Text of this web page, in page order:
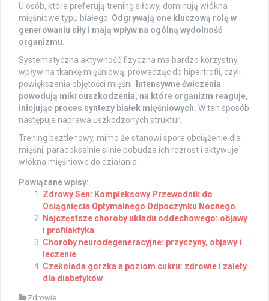
U osób, które preferują trening siłowy, dominują włókna
mięśniowe typu białego. Odgrywają one kluczową rolę w
generowaniu siły i mają wpływ na ogólną wydolność
organizmu.
Systematyczna aktywność fizyczna ma bardzo korzystny
wpływ na tkankę mięśniową, prowadząc do hipertrofii, czyli
powiększenia objętości mięśni. Intensywne ćwiczenia
powodują mikrouszkodzenia, na które organizm reaguje,
inicjując proces syntezy białek mięśniowych. W ten sposób
następuje naprawa uszkodzonych struktur.
Trening beztlenowy, mimo że stanowi spore obciążenie dla
mięśni, paradoksalnie silnie pobudza ich rozrost i aktywuje
włókna mięśniowe do działania.
Powiązane wpisy:
Zdrowy Sen: Kompleksowy Przewodnik do
Osiągnięcia Optymalnego Odpoczynku Nocnego
Najczęstsze choroby układu oddechowego: objawy
i profilaktyka
Choroby neurodegeneracyjne: przyczyny, objawy i
leczenie
Czekolada gorzka a poziom cukru: zdrowie i zalety
dla diabetyków
Zdrowie